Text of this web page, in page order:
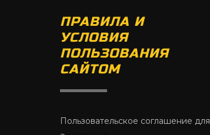
ПРАВИЛА И
УСЛОВИЯ
ПОЛЬЗОВАНИЯ
САЙТОМ
Пользовательское соглашение для